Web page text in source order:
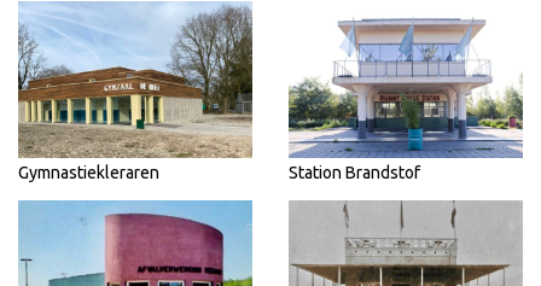
Gymnastiekleraren Station Brandstof